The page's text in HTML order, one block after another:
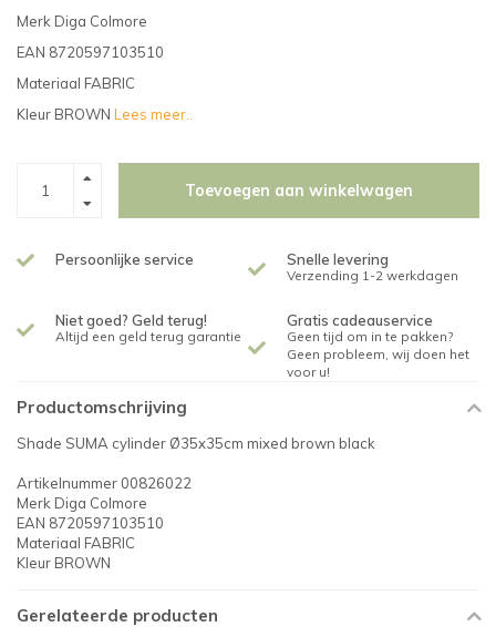
Merk Diga Colmore
EAN 8720597103510
Materiaal FABRIC
Kleur BROWN Lees meer..
Toevoegen aan winkelwagen
Persoonlijke service Snelle levering
Verzending 1-2 werkdagen
Niet goed? Geld terug!
Altijd een geld terug garantie
Gratis cadeauservice
Geen tijd om in te pakken?
Geen probleem, wij doen het
voor u!
Productomschrijving
Shade SUMA cylinder Ø35x35cm mixed brown black
Artikelnummer 00826022
Merk Diga Colmore
EAN 8720597103510
Materiaal FABRIC
Kleur BROWN
Gerelateerde producten